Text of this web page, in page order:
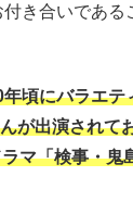
き合いである
頃にバラエテ
が出演されて
マ「検事・鬼